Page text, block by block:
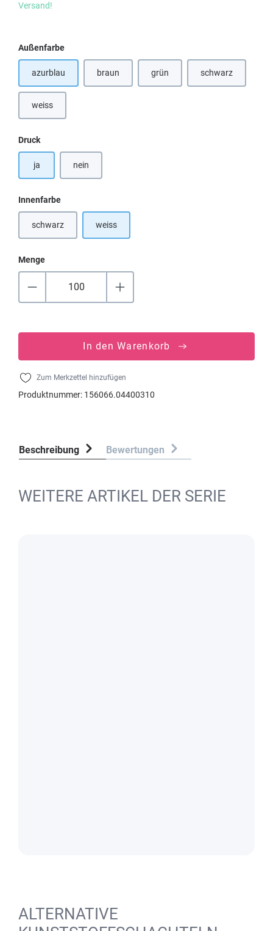
Versand!
Außenfarbeauswählen
azurblau braun(Diese Option ist zurzeit nicht verfügbar.)
grün schwarz(Diese Option ist
weiss
Druckauswählen
ja nein
Innenfarbeauswählen
schwarz(Diese Option ist zurzeit nicht verfügbar.)
weiss
Menge
In den Warenkorb
Zum Merkzettel hinzufügen
Produktnummer: 156066.04400310
Beschreibung Bewertungen
WEITERE ARTIKEL DER SERIE
ALTERNATIVE